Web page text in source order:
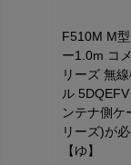
F510M M
ー1.0m コ
リーズ 無
ル
ンテナ側ケ
リーズ)が
【ゆ】